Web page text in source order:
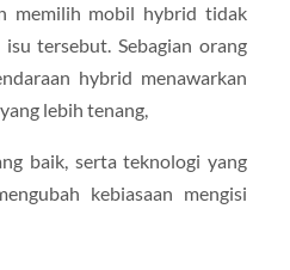
memilih mobil hybrid tidak
tersebut. Sebagian orang
hybrid menawarkan
lebih tenang,
baik, serta teknologi yang
kebiasaan mengisi